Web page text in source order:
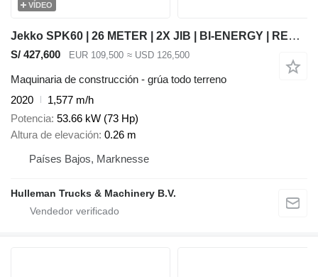
VÍDEO
Jekko SPK60 | 26 METER | 2X JIB | BI-ENERGY | REMOTE
S/ 427,600 EUR 109,500 ≈ USD 126,500
Maquinaria de construcción - grúa todo terreno
2020
1,577 m/h
Potencia 53.66 kW (73 Hp)
Altura de elevación 0.26 m
Países Bajos, Marknesse
Hulleman Trucks & Machinery B.V.